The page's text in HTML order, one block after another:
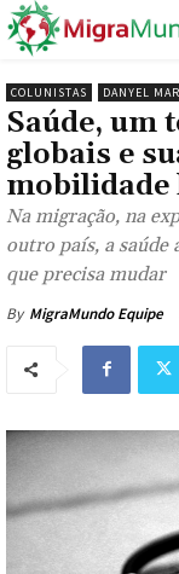
COLUNISTAS DANYEL
Saúde, um
globais e
mobilidade
Na migração, na
outro país, a saúde
que precisa mudar
By MigraMundo Equipe